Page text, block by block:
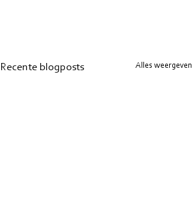
Recente blogposts Alles weergeven